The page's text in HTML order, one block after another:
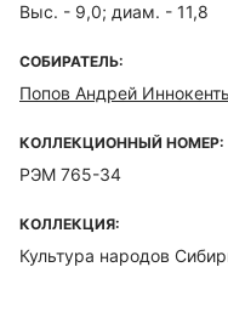
Выс. - 9,0; диам. - 11,8
СОБИРАТЕЛЬ:
Попов Андрей
КОЛЛЕКЦИОННЫЙ НОМЕР:
РЭМ 765-34
КОЛЛЕКЦИЯ:
Культура народов